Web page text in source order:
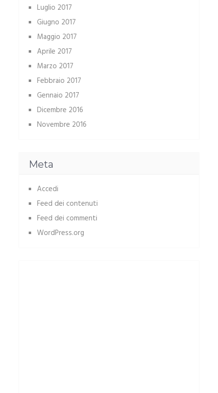
Luglio 2017
Giugno 2017
Maggio 2017
Aprile 2017
Marzo 2017
Febbraio 2017
Gennaio 2017
Dicembre 2016
Novembre 2016
Meta
Accedi
Feed dei contenuti
Feed dei commenti
WordPress.org